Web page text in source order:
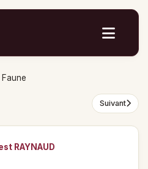
Faune
Suivant
RAYNAUD